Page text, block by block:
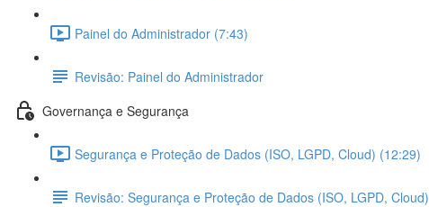
Painel do Administrador (7:43)
Revisão: Painel do Administrador
Governança e Segurança
Segurança e Proteção de Dados (ISO, LGPD, Cloud) (12:29)
Revisão: Segurança e Proteção de Dados (ISO, LGPD, Cloud)